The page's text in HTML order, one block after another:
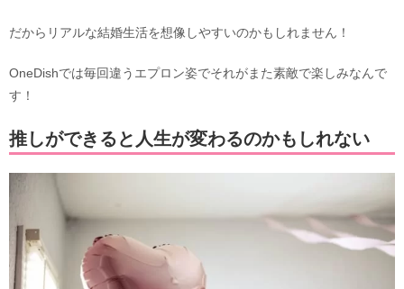
だからリアルな結婚生活を想像しやすいのかもしれません！
OneDishでは毎回違うエプロン姿でそれがまた素敵で楽しみなんで
す！
推しができると人生が変わるのかもしれない